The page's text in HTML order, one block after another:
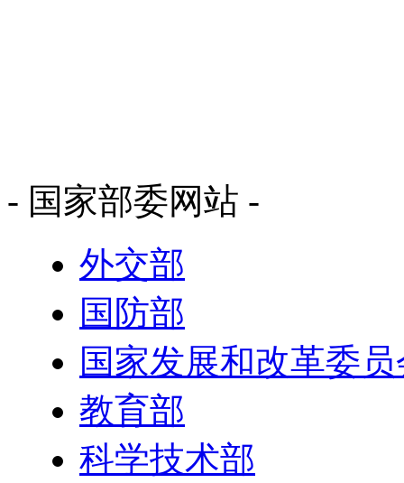
- 国家部委网站 -
外交部
国防部
国家发展和改革委
教育部
科学技术部